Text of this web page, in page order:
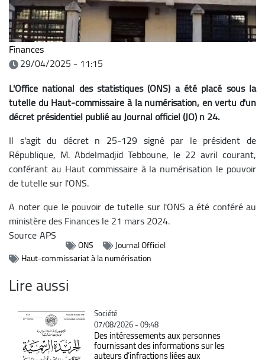
Finances
29/04/2025 - 11:15
L'Office national des statistiques (ONS) a été placé sous la
tutelle du Haut-commissaire à la numérisation, en vertu d'un
décret présidentiel publié au Journal officiel (JO) n 24.
Il s'agit du décret n 25-129 signé par le président de
République, M. Abdelmadjid Tebboune, le 22 avril courant,
conférant au Haut commissaire à la numérisation le pouvoir
de tutelle sur l'ONS.
A noter que le pouvoir de tutelle sur l'ONS a été conféré au
ministère des Finances le 21 mars 2024.
SourceAPS
ONS
Journal Officiel
Haut-commissariat à la numérisation
Lire aussi
Catégorie
Société
07/08/2026 - 09:48
Des intéressements aux personnes
fournissant des informations sur les
auteurs d’infractions liées aux